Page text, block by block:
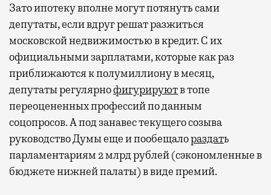
Зато ипотеку вполне могут потянуть сами
депутаты, если вдруг решат разжиться
московской недвижимостью в кредит. С их
официальными зарплатами, которые как раз
приближаются к полумиллиону в месяц,
депутаты регулярнофигурируютв топе
переоцененных профессий по данным
соцопросов. А под занавес текущего созыва
руководство Думы еще и пообещалораздать
парламентариям 2 млрд рублей (сэкономленные в
бюджете нижней палаты) в виде премий.